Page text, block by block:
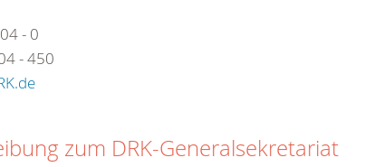
- 0
- 450
zum DRK-Generalsekretariat